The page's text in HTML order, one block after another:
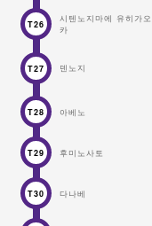
T26
시텐노지마에 유히가오
카
T27 덴노지
T28 아베노
T29 후미노사토
T30 다나베